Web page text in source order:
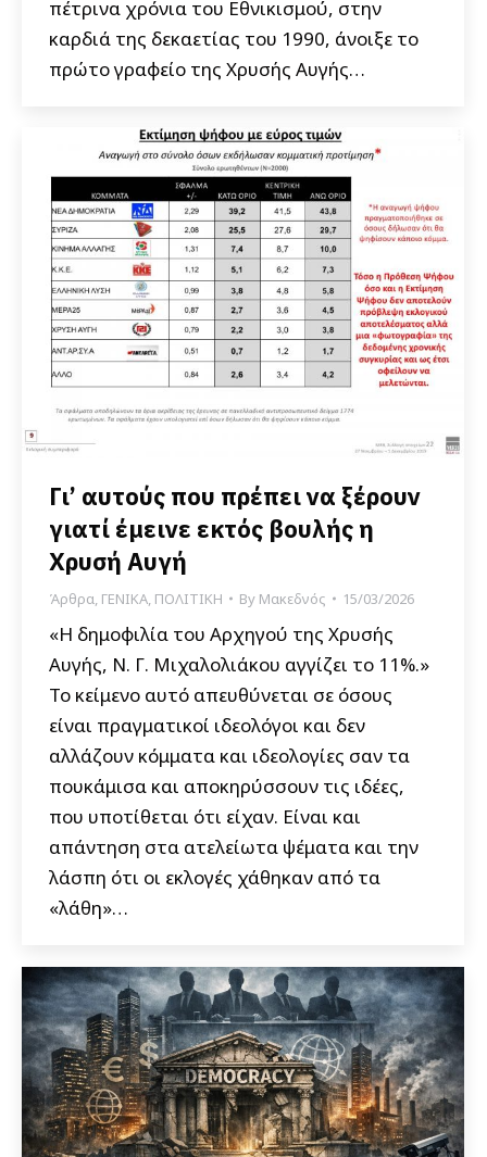
πέτρινα χρόνια του Εθνικισμού, στην
καρδιά της δεκαετίας του 1990, άνοιξε το
πρώτο γραφείο της Χρυσής Αυγής…
Γι’ αυτούς που πρέπει να ξέρουν
γιατί έμεινε εκτός βουλής η
Χρυσή Αυγή
Άρθρα, ΓΕΝΙΚΑ, ΠΟΛΙΤΙΚΗ By Μακεδνός 15/03/2026
«Η δημοφιλία του Αρχηγού της Χρυσής
Αυγής, Ν. Γ. Μιχαλολιάκου αγγίζει το 11%.»
Το κείμενο αυτό απευθύνεται σε όσους
είναι πραγματικοί ιδεολόγοι και δεν
αλλάζουν κόμματα και ιδεολογίες σαν τα
πουκάμισα και αποκηρύσσουν τις ιδέες,
που υποτίθεται ότι είχαν. Είναι και
απάντηση στα ατελείωτα ψέματα και την
λάσπη ότι οι εκλογές χάθηκαν από τα
«λάθη»…